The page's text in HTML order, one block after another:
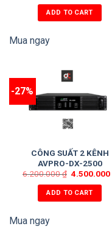
ADD TO CART
Mua ngay
-27%
CÔNG SUẤT 2 KÊNH
AVPRO-DX-2500
6.200.000₫ 4.500.000
ADD TO CART
Mua ngay